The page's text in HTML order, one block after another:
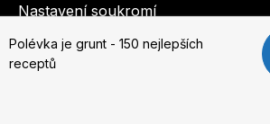
Polévka je grunt - 150 nejlepších
receptů
Nastavení soukromí
© 2003-2026 BurdaMedia Extra s.r.o.